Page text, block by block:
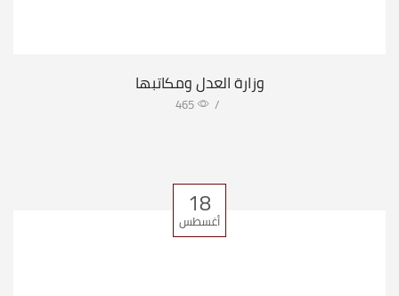
وزارة العدل ومكاتبها
/
465
18
أغسطس